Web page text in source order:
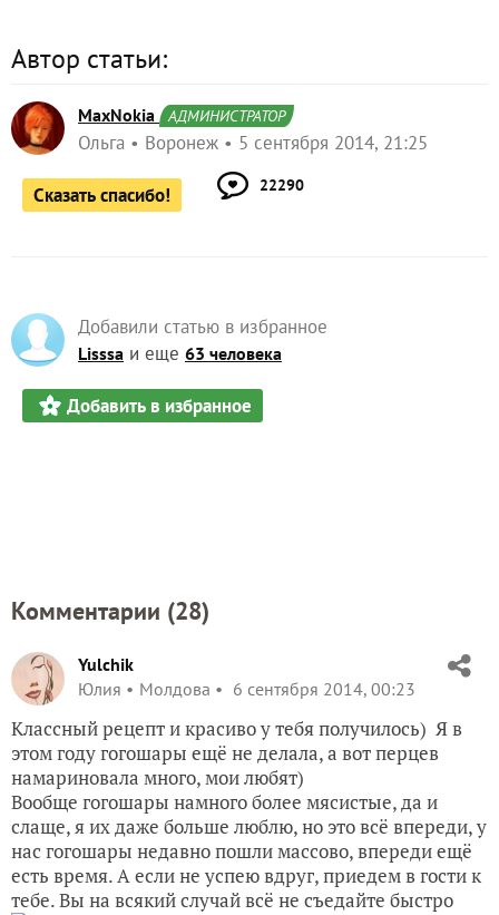
Автор статьи:
MaxNokia АДМИНИСТРАТОР
Ольга Воронеж 5 сентября 2014, 21:25
Сказать спасибо! 22290
Добавили статью в избранное
Lisssa и еще 63 человека
Добавить в избранное
Комментарии (28)
Yulchik
Юлия
Молдова 6 сентября 2014, 00:23
Классный рецепт и красиво у тебя получилось) Я в
этом году гогошары ещё не делала, а вот перцев
намариновала много, мои любят)
Вообще гогошары намного более мясистые, да и
слаще, я их даже больше люблю, но это всё впереди, у
нас гогошары недавно пошли массово, впереди ещё
есть время. А если не успею вдруг, приедем в гости к
тебе. Вы на всякий случай всё не съедайте быстро